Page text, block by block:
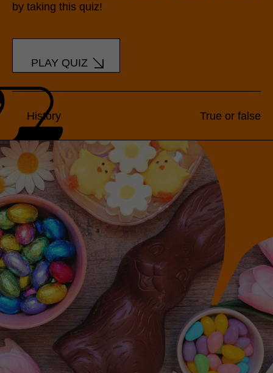
by taking this quiz!
PLAY QUIZ
History True or false